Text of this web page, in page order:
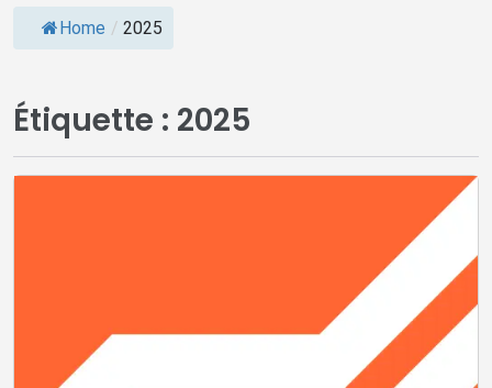
Home / 2025
Étiquette : 2025